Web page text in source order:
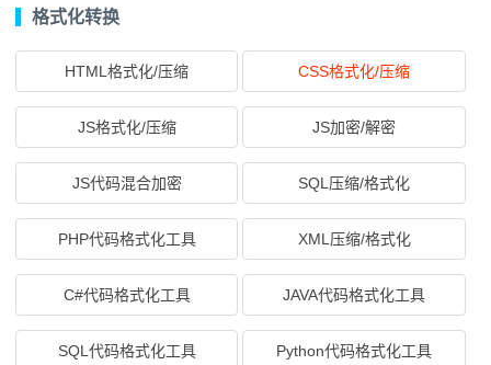
格式化转换
HTML格式化/压缩 CSS格式化/压缩
JS格式化/压缩 JS加密/解密
JS代码混合加密 SQL压缩/格式化
PHP代码格式化工具 XML压缩/格式化
C#代码格式化工具 JAVA代码格式化工具
SQL代码格式化工具 Python代码格式化工具